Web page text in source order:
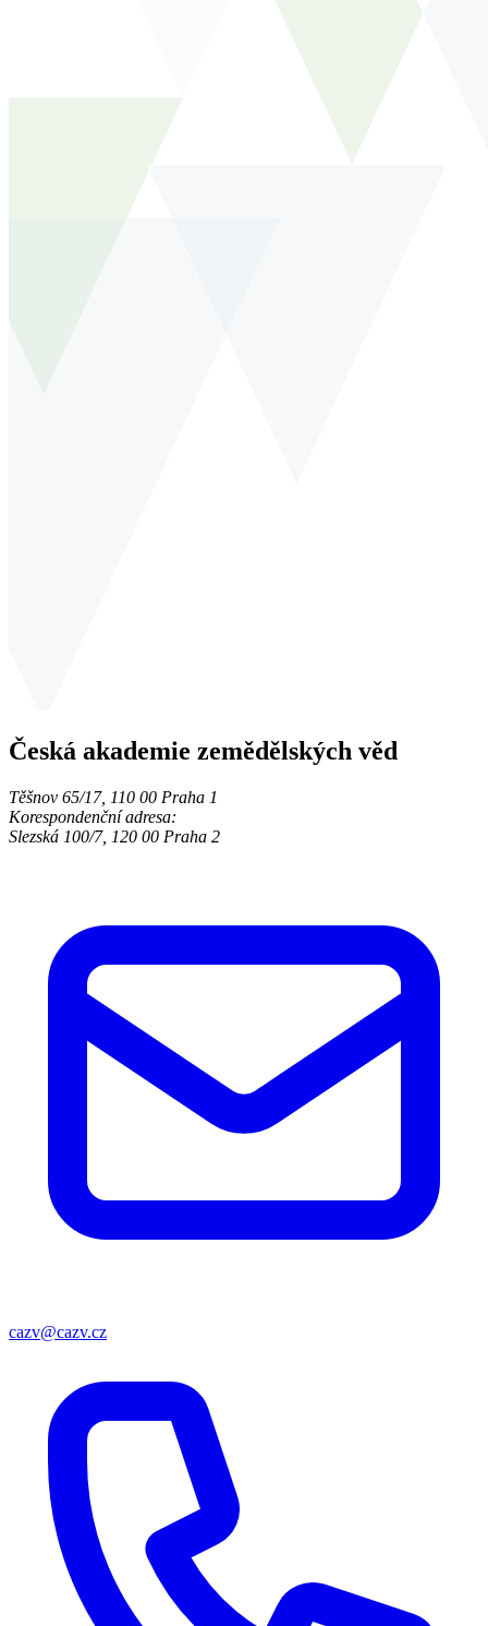
Česká akademie zemědělských věd
Těšnov 65/17, 110 00 Praha 1
Korespondenční adresa:
Slezská 100/7, 120 00 Praha 2
cazv@cazv.cz